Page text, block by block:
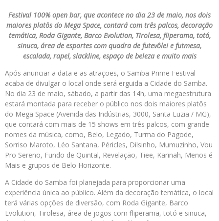
Festival 100% open bar, que acontece no dia 23 de maio, nos dois
maiores platôs do Mega Space, contará com três palcos, decoração
temática, Roda Gigante, Barco Evolution, Tirolesa, fliperama, totó,
sinuca, área de esportes com quadra de futevôlei e futmesa,
escalada, rapel, slackline, espaço de beleza e muito mais
Após anunciar a data e as atrações, o Samba Prime Festival
acaba de divulgar o local onde será erguida a Cidade do Samba.
No dia 23 de maio, sábado, a partir das 14h, uma megaestrutura
estará montada para receber o público nos dois maiores platôs
do Mega Space (Avenida das Indústrias, 3000, Santa Luzia / MG),
que contará com mais de 15 shows em três palcos, com grande
nomes da música, como, Belo, Legado, Turma do Pagode,
Sorriso Maroto, Léo Santana, Péricles, Dilsinho, Mumuzinho, Vou
Pro Sereno, Fundo de Quintal, Revelação, Tiee, Karinah, Menos é
Mais e grupos de Belo Horizonte.
A Cidade do Samba foi planejada para proporcionar uma
experiência única ao público. Além da decoração temática, o local
terá várias opções de diversão, com Roda Gigante, Barco
Evolution, Tirolesa, área de jogos com fliperama, totó e sinuca,